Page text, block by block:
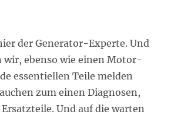
der Generator-Experte. Und
wir, ebenso wie einen Motor-
essentiellen Teile melden
zum einen Diagnosen,
Und auf die warten